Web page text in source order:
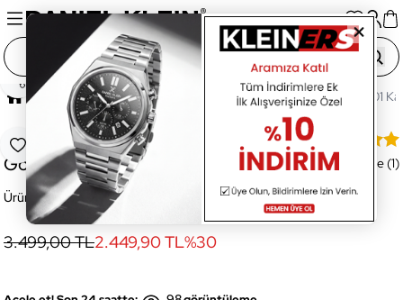
Ana Sayfa Gözlük Kadın Gözlük DK4343COL01
Favoriye Ekle
Paylaş
DK4343COL01 Kadın Güneş
Gözlüğü
Ürün Kodu:DK4343COL01
Değerlendirme (1)
3.499,00 TL2.449,90 TL%30